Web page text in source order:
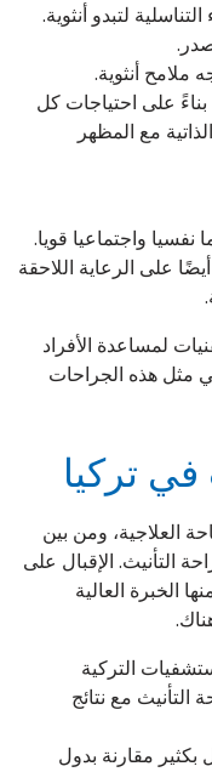
لتبدو أنثوية.
ملامح أنثوية.
بناءً على احتياجات كل
مع المظهر
واجتماعيا قويا.
على الرعاية اللاحقة
لمساعدة الأفراد
مثل هذه الجراحات
في تركيا
العلاجية، ومن بين
التأنيث. الإقبال على
الخبرة العالية
التركية
مع نتائج
بكثير مقارنة بدول